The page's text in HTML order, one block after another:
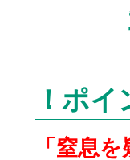
！ポイ
「窒息